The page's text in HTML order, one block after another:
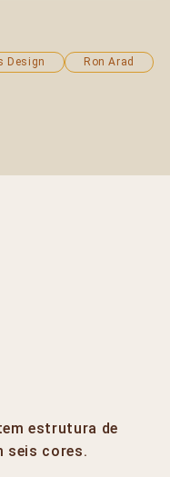
Design Ron Arad
estrutura de
seis cores.